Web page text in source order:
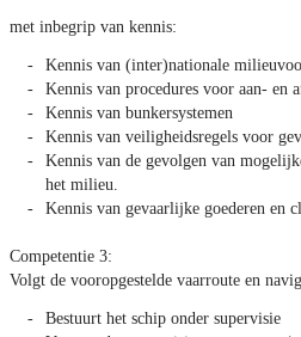
met inbegrip van kennis:
Kennis van (inter)nationale
Kennis van procedures voor aan- en
Kennis van bunkersystemen
Kennis van veiligheidsregels voor
Kennis van de gevolgen van
het milieu.
Kennis van gevaarlijke goederen en
Competentie 3:
Volgt de vooropgestelde vaarroute en
Bestuurt het schip onder supervisie